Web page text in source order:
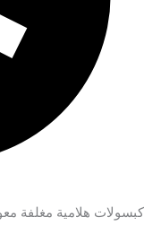
كبسولات هلامية مغلفة